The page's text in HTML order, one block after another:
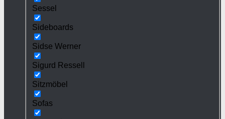
Sessel
Sideboards
Sidse Werner
Sigurd Ressell
Sitzmöbel
Sofas